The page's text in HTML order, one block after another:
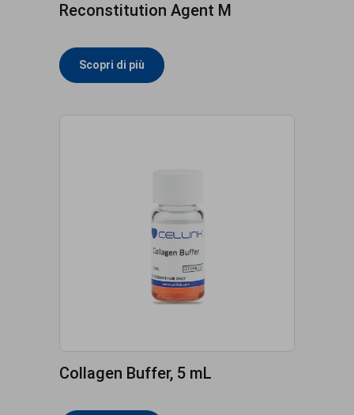
Reconstitution Agent M
Scopri di più
Collagen Buffer, 5 mL